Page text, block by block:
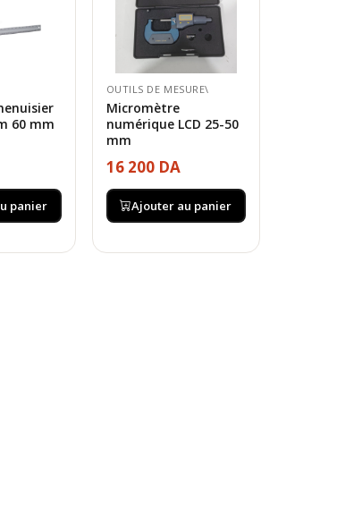
60 mm
panier
OUTILS DE MESURE\
Micromètre
numérique LCD 25-50
mm
16 200 DA
Ajouter au panier